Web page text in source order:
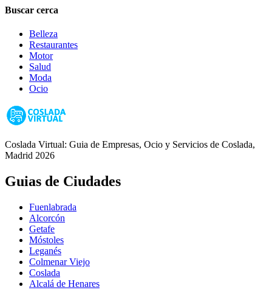
Buscar cerca
Belleza
Restaurantes
Motor
Salud
Moda
Ocio
Coslada Virtual: Guia de Empresas, Ocio y Servicios de Coslada,
Madrid 2026
Guias de Ciudades
Fuenlabrada
Alcorcón
Getafe
Móstoles
Leganés
Colmenar Viejo
Coslada
Alcalá de Henares